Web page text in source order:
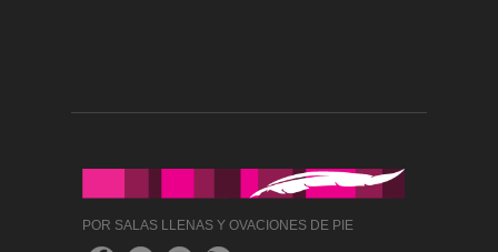
POR SALAS LLENAS Y OVACIONES DE PIE